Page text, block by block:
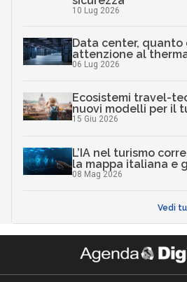
10 Lug 2026
Data center, quanto
attenzione al
06 Lug 2026
Ecosistemi travel-
nuovi modelli per il
15 Giu 2026
L’IA nel turismo
la mappa italiana e
08 Mag 2026
Vedi